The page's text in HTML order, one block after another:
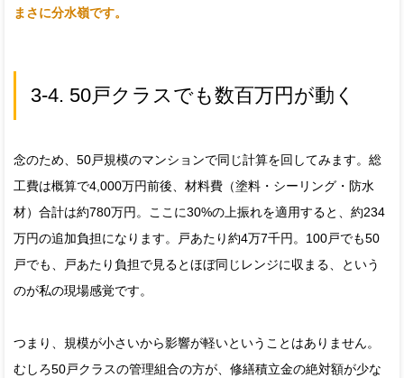
まさに分水嶺です。
3-4. 50戸クラスでも数百万円が動く
念のため、50戸規模のマンションで同じ計算を回してみます。総
工費は概算で4,000万円前後、材料費（塗料・シーリング・防水
材）合計は約780万円。ここに30%の上振れを適用すると、約234
万円の追加負担になります。戸あたり約4万7千円。100戸でも50
戸でも、戸あたり負担で見るとほぼ同じレンジに収まる、という
のが私の現場感覚です。
つまり、規模が小さいから影響が軽いということはありません。
むしろ50戸クラスの管理組合の方が、修繕積立金の絶対額が少な